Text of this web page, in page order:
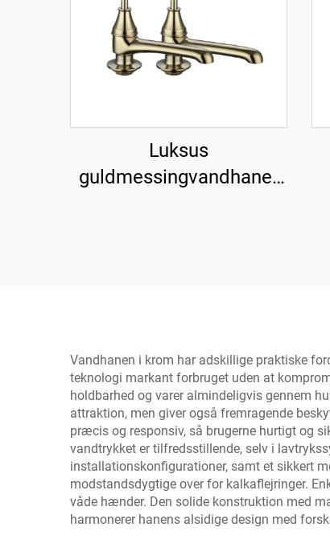
Luksus
guldmessingvandhaner
Vandhanen i krom har adskillige praktiske
teknologi markant forbruget uden at
holdbarhed og varer almindeligvis gennem
attraktion, men giver også fremragende
præcis og responsiv, så brugerne hurtigt og
vandtrykket er tilfredsstillende, selv i
installationskonfigurationer, samt et sikkert
modstandsdygtige over for kalkaflejringer.
våde hænder. Den solide konstruktion med
harmonerer hanens alsidige design med